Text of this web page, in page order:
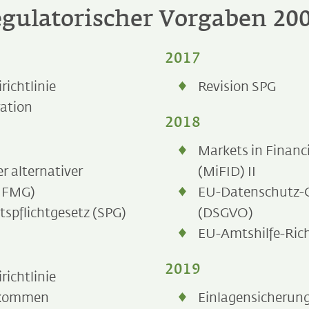
Vorgaben
alternativer
(SPG)
2017
Revision SPG
2018
Markets in
(MiFID) II
EU-
(DSGVO)
EU-Amtshilfe-
2019